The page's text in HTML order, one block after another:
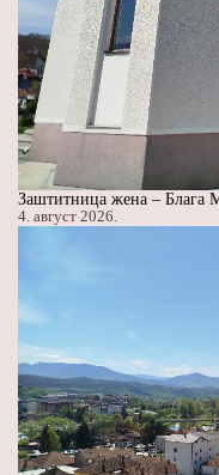
Заштитница жена – Блага
4. август 2026.